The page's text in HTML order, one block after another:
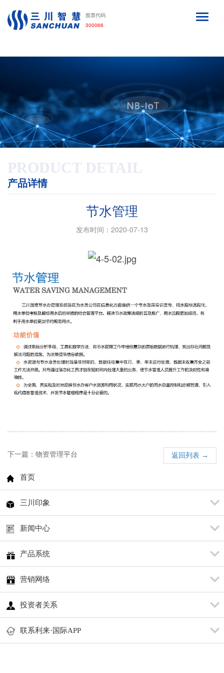
利来·国际APP
股票代码
300066
PRODUCT DETAIL
产品详情
节水管理
发布时间：2020-07-13
下一篇：物资管理平台 返回列表 →
首页
三川印象
新闻中心
产品系统
营销网络
投资者关系
联系利来·国际APP